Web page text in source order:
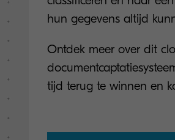
hun gegevens altijd
Ontdek meer over dit
tijd terug te winnen en